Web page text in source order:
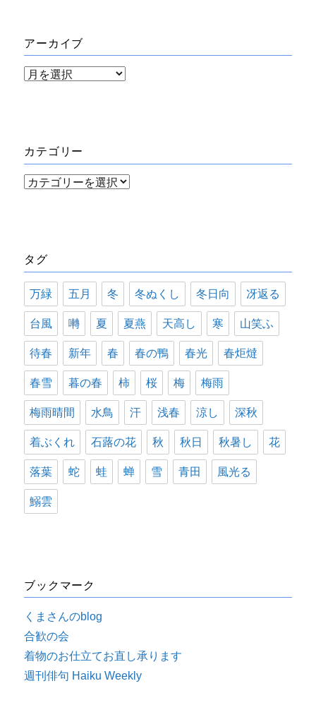
アーカイブ
ア
ブ
カテゴリー
カ
ー
タグ
万緑 五月 冬 冬ぬくし 冬日向 冴返る
台風 囀 夏 夏燕 天高し 寒 山笑ふ
待春 新年 春 春の鴨 春光 春炬燵
春雪 暮の春 柿 桜 梅 梅雨
梅雨晴間 水鳥 汗 浅春 涼し 深秋
着ぶくれ 石蕗の花 秋 秋日 秋暑し 花
落葉 蛇 蛙 蝉 雪 青田 風光る
鰯雲
ブックマーク
くまさんのblog
合歓の会
着物のお仕立てお直し承ります
週刊俳句 Haiku Weekly